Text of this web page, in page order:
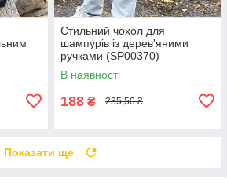
Стильний чохол для
шампурів із дерев'яними
ручками (SP00370)
В наявності
188 ₴ 235,50 ₴
Показати ще